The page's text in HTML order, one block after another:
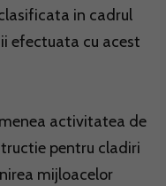
in cadrul
efectuata cu acest
activitatea de
pentru cladiri
mijloacelor